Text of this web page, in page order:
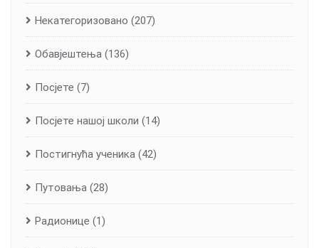
Некатегоризовано (207)
Обавјештења (136)
Посјете (7)
Посјете нашој школи (14)
Постигнућа ученика (42)
Путовања (28)
Радионице (1)